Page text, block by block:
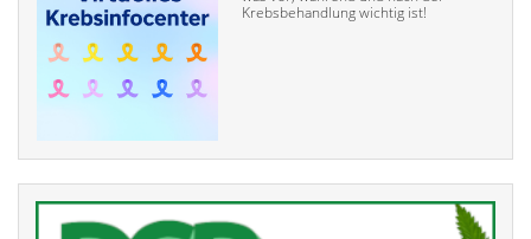
Krebsbehandlung wichtig ist!